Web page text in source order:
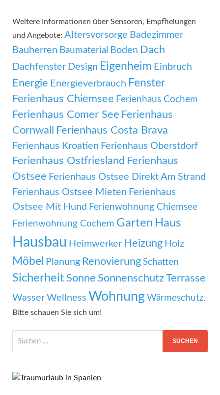
Weitere Informationen über Sensoren, Empfhelungen
und Angebote: Altersvorsorge Badezimmer
Bauherren Baumaterial Boden Dach
Dachfenster Design Eigenheim Einbruch
Energie Energieverbrauch Fenster
Ferienhaus Chiemsee Ferienhaus Cochem
Ferienhaus Comer See Ferienhaus
Cornwall
Ferienhaus Costa Brava
Ferienhaus Kroatien Ferienhaus Oberstdorf
Ferienhaus Ostfriesland Ferienhaus
Ostsee Ferienhaus Ostsee Direkt Am Strand
Ferienhaus Ostsee Mieten Ferienhaus
Ostsee Mit Hund Ferienwohnung Chiemsee
Ferienwohnung Cochem Garten Haus
Hausbau Heimwerker Heizung Holz
Möbel Planung Renovierung Schatten
Sicherheit Sonne SonnenschutzTerrasse
Wasser Wellness Wohnung Wärmeschutz.
Bitte schauen Sie sich um!